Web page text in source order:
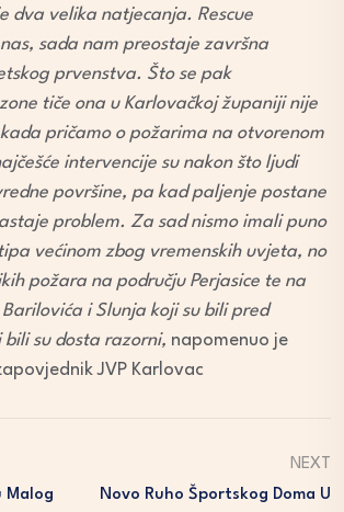
dva velika natjecanja. Rescue
sada nam preostaje završna
prvenstva. Što se pak
tiče ona u Karlovačkoj županiji nije
pričamo o požarima na otvorenom
intervencije su nakon što ljudi
površine, pa kad paljenje postane
problem. Za sad nismo imali puno
većinom zbog vremenskih uvjeta, no
požara na području Perjasice te na
i Slunja koji su bili pred
su dosta razorni, napomenuo je
JVP Karlovac
Malog
NEXT
Novo Ruho Športskog Doma U